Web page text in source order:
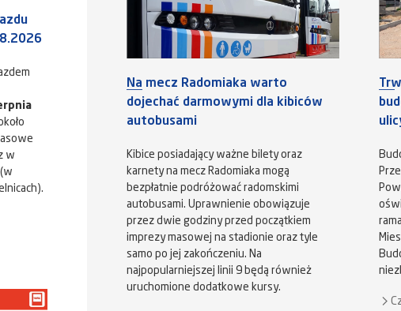
w
Na mecz Radomiaka warto
dojechać darmowymi dla kibiców
autobusami
Kibice posiadający ważne bilety oraz
karnety na mecz Radomiaka mogą
bezpłatnie podróżować radomskimi
autobusami. Uprawnienie obowiązuje
przez dwie godziny przed początkiem
imprezy masowej na stadionie oraz tyle
samo po jej zakończeniu. Na
najpopularniejszej linii 9 będą również
uruchomione dodatkowe kursy.